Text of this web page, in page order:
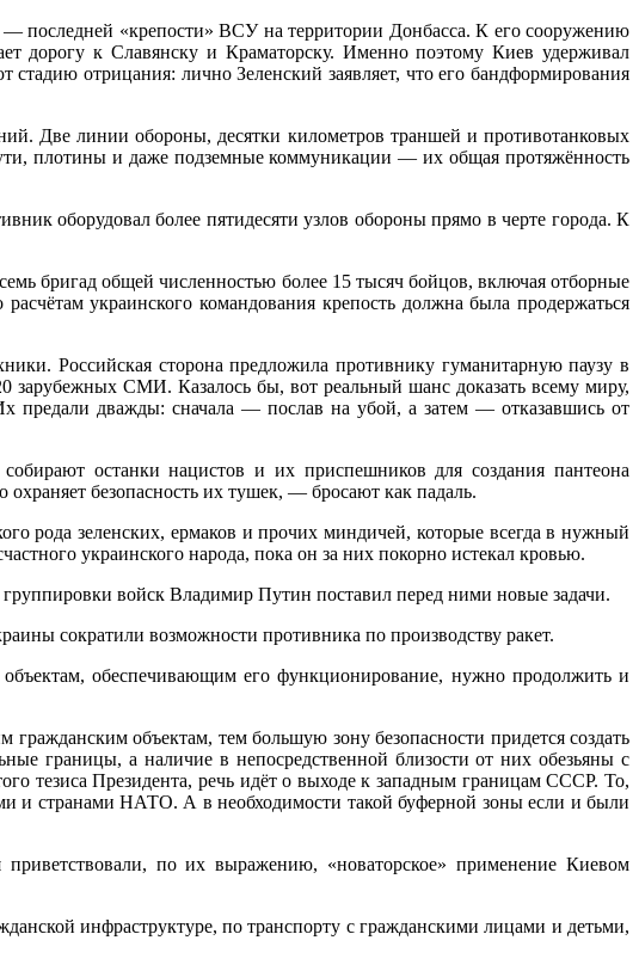
— последней «крепости» ВСУ на территории Донбасса. К его сооружению
дорогу к Славянску и Краматорску. Именно поэтому Киев удерживал
отрицания: лично Зеленский заявляет, что его бандформирования
Две линии обороны, десятки километров траншей и противотанковых
плотины и даже подземные коммуникации — их общая протяжённость
оборудовал более пятидесяти узлов обороны прямо в черте города. К
бригад общей численностью более 15 тысяч бойцов, включая отборные
украинского командования крепость должна была продержаться
Российская сторона предложила противнику гуманитарную паузу в
зарубежных СМИ. Казалось бы, вот реальный шанс доказать всему миру,
предали дважды: сначала — послав на убой, а затем — отказавшись от
останки нацистов и их приспешников для создания пантеона
безопасность их тушек, — бросают как падаль.
рода зеленских, ермаков и прочих миндичей, которые всегда в нужный
украинского народа, пока он за них покорно истекал кровью.
войск Владимир Путин поставил перед ними новые задачи.
сократили возможности противника по производству ракет.
обеспечивающим его функционирование, нужно продолжить и
объектам, тем большую зону безопасности придется создать
границы, а наличие в непосредственной близости от них обезьяны с
тезиса Президента, речь идёт о выходе к западным границам СССР. То,
и странами НАТО. А в необходимости такой буферной зоны если и были
по их выражению, «новаторское» применение Киевом
инфраструктуре, по транспорту с гражданскими лицами и детьми,